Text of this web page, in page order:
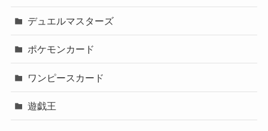
デュエルマスターズ
ポケモンカード
ワンピースカード
遊戯王